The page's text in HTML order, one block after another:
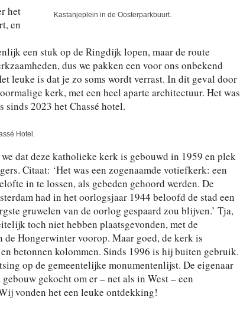
Kastanjeplein in de Oosterparkbuurt.
het
en
een stuk op de Ringdijk lopen, maar de route
dus we pakken een voor ons onbekend
leuke is dat je zo soms wordt verrast. In dit geval door
kerk, met een heel aparte architectuur. Het was
2023 het Chassé hotel.
Hotel.
dat deze katholieke kerk is gebouwd in 1959 en plek
Citaat: ‘Het was een zogenaamde votiefkerk: een
in te lossen, als gebeden gehoord werden. De
had in het oorlogsjaar 1944 beloofd de stad een
gruwelen van de oorlog gespaard zou blijven.’ Tja,
toch niet hebben plaatsgevonden, met de
Hongerwinter voorop. Maar goed, de kerk is
betonnen kolommen. Sinds 1996 is hij buiten gebruik.
op de gemeentelijke monumentenlijst. De eigenaar
gekocht om er – net als in West – een
vonden het een leuke ontdekking!